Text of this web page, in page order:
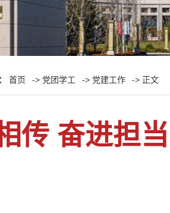
首页 -> 党团学工 -> 党建工作 -> 正文
传 奋进担